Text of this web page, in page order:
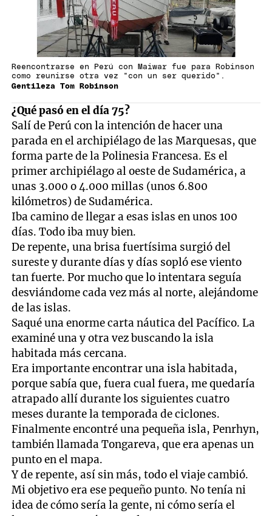
Gentileza Tom Robinson
Reencontrarse en Perú con Maiwar fue para Robinson
como reunirse otra vez "con un ser querido".
¿Qué pasó en el día 75?
Salí de Perú con la intención de hacer una
parada en el archipiélago de las Marquesas, que
forma parte de la Polinesia Francesa. Es el
primer archipiélago al oeste de Sudamérica, a
unas 3.000 o 4.000 millas (unos 6.800
kilómetros) de Sudamérica.
Iba camino de llegar a esas islas en unos 100
días. Todo iba muy bien.
De repente, una brisa fuertísima surgió del
sureste y durante días y días sopló ese viento
tan fuerte. Por mucho que lo intentara seguía
desviándome cada vez más al norte, alejándome
de las islas.
Saqué una enorme carta náutica del Pacífico. La
examiné una y otra vez buscando la isla
habitada más cercana.
Era importante encontrar una isla habitada,
porque sabía que, fuera cual fuera, me quedaría
atrapado allí durante los siguientes cuatro
meses durante la temporada de ciclones.
Finalmente encontré una pequeña isla, Penrhyn,
también llamada Tongareva, que era apenas un
punto en el mapa.
Y de repente, así sin más, todo el viaje cambió.
Mi objetivo era ese pequeño punto. No tenía ni
idea de cómo sería la gente, ni cómo sería el